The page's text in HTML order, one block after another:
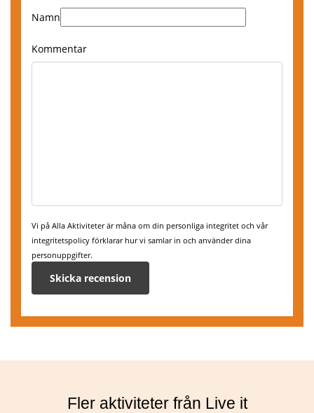
Boka här
Skövde
Namn
Kommentar
Vi på Alla Aktiviteter är måna om din personliga integritet och vår
integritetspolicy förklarar hur vi samlar in och använder dina
personuppgifter.
Fler aktiviteter från Live it